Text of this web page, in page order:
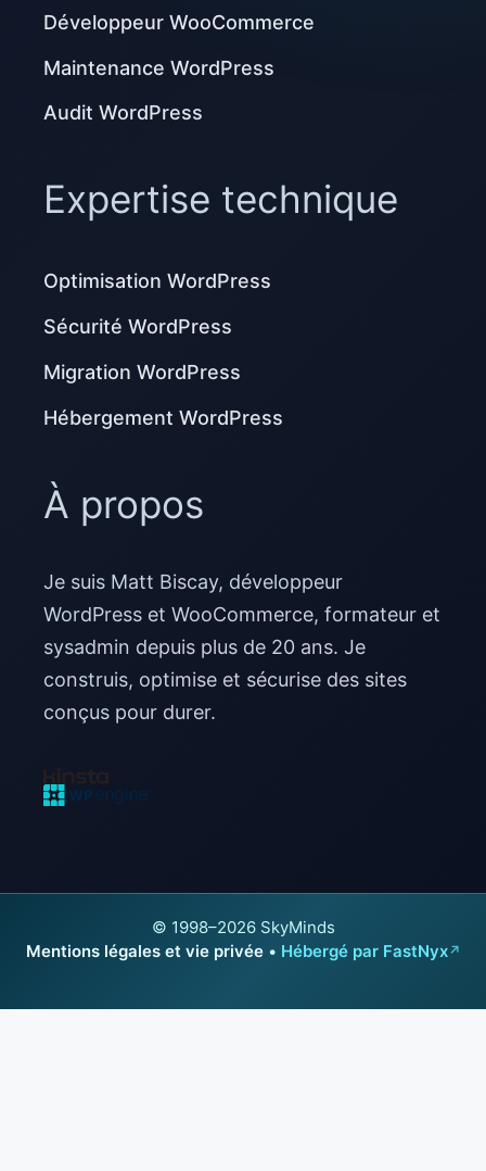
Développeur WooCommerce
Maintenance WordPress
Audit WordPress
Expertise technique
Optimisation WordPress
Sécurité WordPress
Migration WordPress
Hébergement WordPress
À propos
Je suis Matt Biscay, développeur
WordPress et WooCommerce, formateur et
sysadmin depuis plus de 20 ans. Je
construis, optimise et sécurise des sites
conçus pour durer.
© 1998–2026 SkyMinds
Mentions légales et vie privée • Hébergé par FastNyx